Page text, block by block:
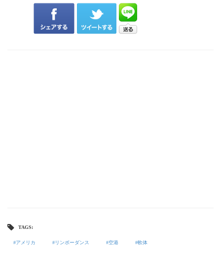
TAGS:
アメリカ リンボーダンス 空港 軟体